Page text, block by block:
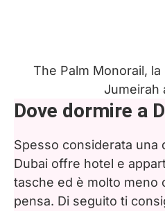
The Palm Monorail,
Jumeirah
Dove dormire a
Spesso considerata una
Dubai offre hotel e
tasche ed è molto meno
pensa. Di seguito ti